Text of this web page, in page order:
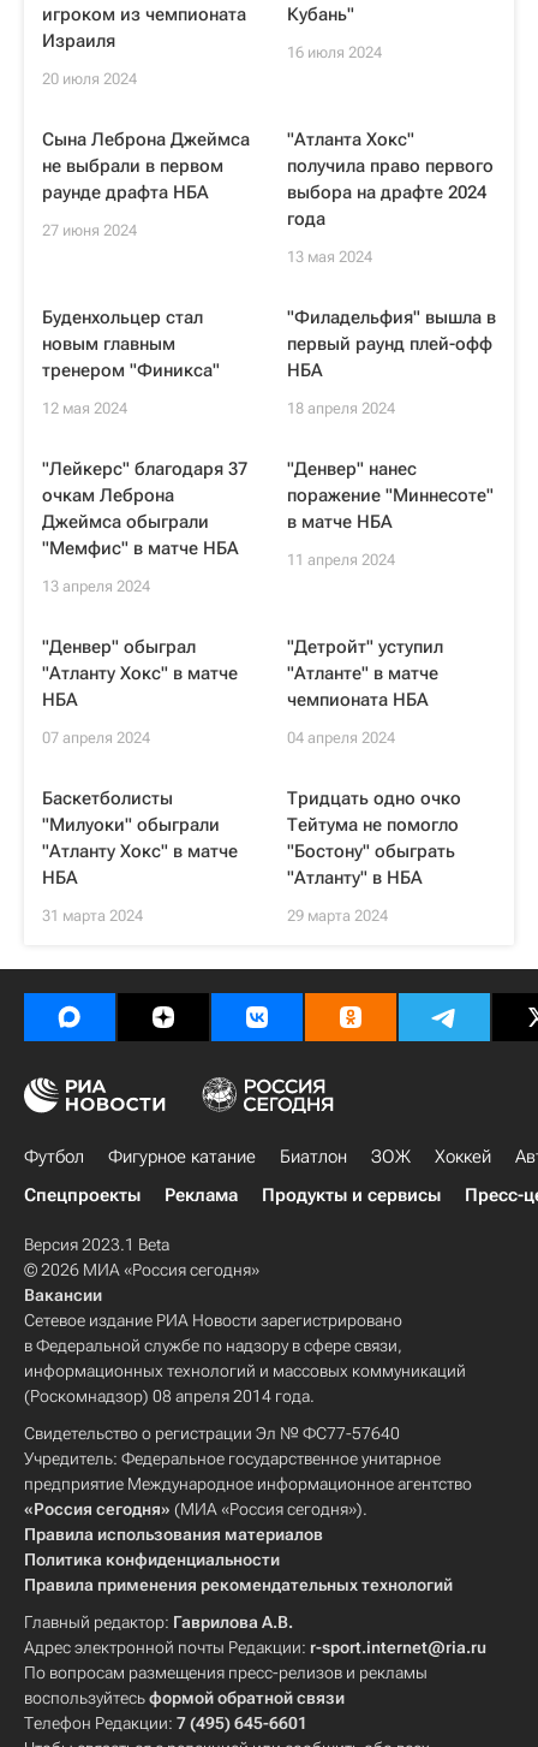
игроком из чемпионата
Израиля
20 июля 2024
Кубань"
16 июля 2024
Сына Леброна Джеймса
не выбрали в первом
раунде драфта НБА
27 июня 2024
"Атланта Хокс"
получила право первого
выбора на драфте 2024
года
13 мая 2024
Буденхольцер стал
новым главным
тренером "Финикса"
12 мая 2024
"Филадельфия" вышла в
первый раунд плей-офф
НБА
18 апреля 2024
"Лейкерс" благодаря 37
очкам Леброна
Джеймса обыграли
"Мемфис" в матче НБА
13 апреля 2024
"Денвер" нанес
поражение "Миннесоте"
в матче НБА
11 апреля 2024
"Денвер" обыграл
"Атланту Хокс" в матче
НБА
07 апреля 2024
"Детройт" уступил
"Атланте" в матче
чемпионата НБА
04 апреля 2024
Баскетболисты
"Милуоки" обыграли
"Атланту Хокс" в матче
НБА
31 марта 2024
Тридцать одно очко
Тейтума не помогло
"Бостону" обыграть
"Атланту" в НБА
29 марта 2024
Футбол Фигурное катание Биатлон ЗОЖ Хоккей
Спецпроекты
Реклама Продукты и сервисы Пресс-
Версия 2023.1 Beta
© 2026 МИА «Россия сегодня»
Вакансии
Сетевое издание РИА Новости зарегистрировано
в Федеральной службе по надзору в сфере связи,
информационных технологий и массовых коммуникаций
(Роскомнадзор) 08 апреля 2014 года.
Свидетельство о регистрации Эл № ФС77-57640
Учредитель: Федеральное государственное унитарное
предприятие Международное информационное агентство
«Россия сегодня» (МИА «Россия сегодня»).
Правила использования материалов
Политика конфиденциальности
Правила применения рекомендательных технологий
Главный редактор: Гаврилова А.В.
Адрес электронной почты Редакции: r-sport.internet@ria.ru
По вопросам размещения пресс-релизов и рекламы
воспользуйтесьформой обратной связи
Телефон Редакции: 7 (495) 645-6601